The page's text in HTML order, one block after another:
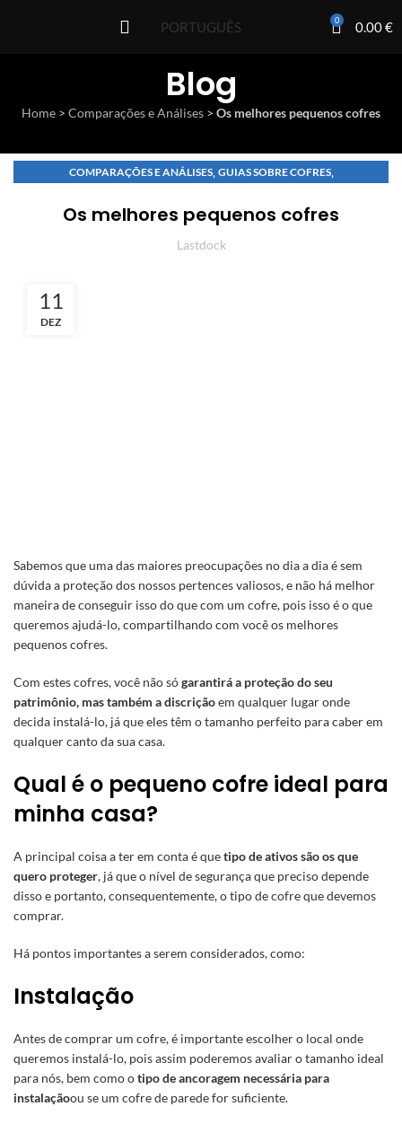
PORTUGUÊS 0 0.00€
Blog
Home > Comparações e Análises > Os melhores pequenos cofres
COMPARAÇÕES E ANÁLISES, GUIAS SOBRE COFRES,
Os melhores pequenos cofres
Lastdock
11
DEZ
Sabemos que uma das maiores preocupações no dia a dia é sem
dúvida a proteção dos nossos pertences valiosos, e não há melhor
maneira de conseguir isso do que com um cofre, pois isso é o que
queremos ajudá-lo, compartilhando com você os melhores
pequenos cofres.
Com estes cofres, você não sógarantirá a proteção do seu
patrimônio, mas também a discriçãoem qualquer lugar onde
decida instalá-lo, já que eles têm o tamanho perfeito para caber em
qualquer canto da sua casa.
Qual ​​é o pequeno cofre ideal para
minha casa?
A principal coisa a ter em conta é quetipo de ativos são os que
quero proteger, já que o nível de segurança que preciso depende
disso e portanto, consequentemente, o tipo de cofre que devemos
comprar.
Há pontos importantes a serem considerados, como:
Instalação
Antes de comprar um cofre, é importante escolher o local onde
queremos instalá-lo, pois assim poderemos avaliar o tamanho ideal
para nós, bem como otipo de ancoragem necessária para
instalaçãoou se um cofre de parede for suficiente.